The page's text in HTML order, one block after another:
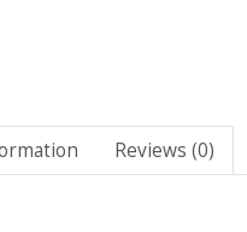
Reviews (0)